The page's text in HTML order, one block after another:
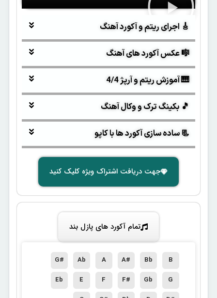
🎸 اجرای ریتم و آکورد آهنگ
🎼 عکس آکورد های آهنگ
🎹 آموزش ریتم و آرپژ 4/4
🎵 بکینگ ترک و وکال آهنگ
📃 ساده سازی آکورد ها با کاپو
جهت دریافت اشتراک ویژه کلیک کنید
تمام آکورد های پازل بند
B
Bb
A#
A
Ab
G#
G
Gb
F#
F
E
Eb